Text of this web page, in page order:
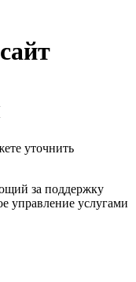
уточнить
за поддержку
управление услугами